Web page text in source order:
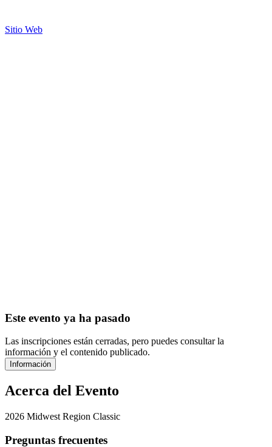
Sitio Web
Este evento ya ha pasado
Las inscripciones están cerradas, pero puedes consultar la
información y el contenido publicado.
Información
Acerca del Evento
2026 Midwest Region Classic
Preguntas frecuentes